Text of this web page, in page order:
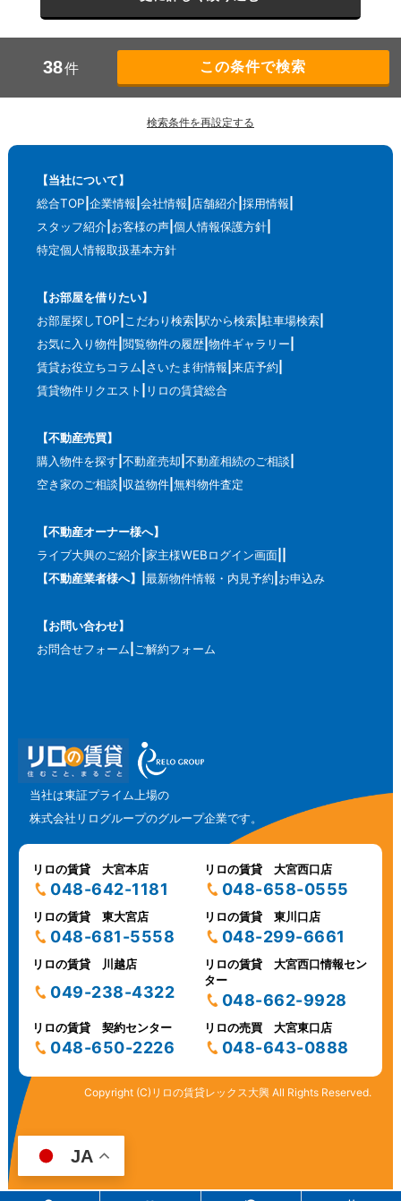
38件
検索条件を再設定する
【当社について】
総合TOP 企業情報 会社情報 店舗紹介 採用情報
スタッフ紹介 お客様の声 個人情報保護方針
特定個人情報取扱基本方針
【お部屋を借りたい】
お部屋探しTOP こだわり検索 駅から検索 駐車場検索
お気に入り物件 閲覧物件の履歴 物件ギャラリー
賃貸お役立ちコラム さいたま街情報 来店予約
賃貸物件リクエスト
リロの賃貸総合
【不動産売買】
購入物件を探す 不動産売却 不動産相続のご相談
空き家のご相談 収益物件 無料物件査定
【不動産オーナー様へ】
ライブ大興のご紹介 家主様WEBログイン画面
【不動産業者様へ】
最新物件情報・内見予約 お申込み
【お問い合わせ】
お問合せフォーム ご解約フォーム
当社は東証プライム上場の
株式会社リログループのグループ企業です。
リロの賃貸 大宮本店
048-642-1181
リロの賃貸 大宮西口店
048-658-0555
リロの賃貸 東大宮店
048-681-5558
リロの賃貸 東川口店
048-299-6661
リロの賃貸 川越店
049-238-4322
リロの賃貸 大宮西口情報セン
ター
048-662-9928
リロの賃貸 契約センター
048-650-2226
リロの売買 大宮東口店
048-643-0888
Copyright (C)リロの賃貸レックス大興 All Rights Reserved.
JA